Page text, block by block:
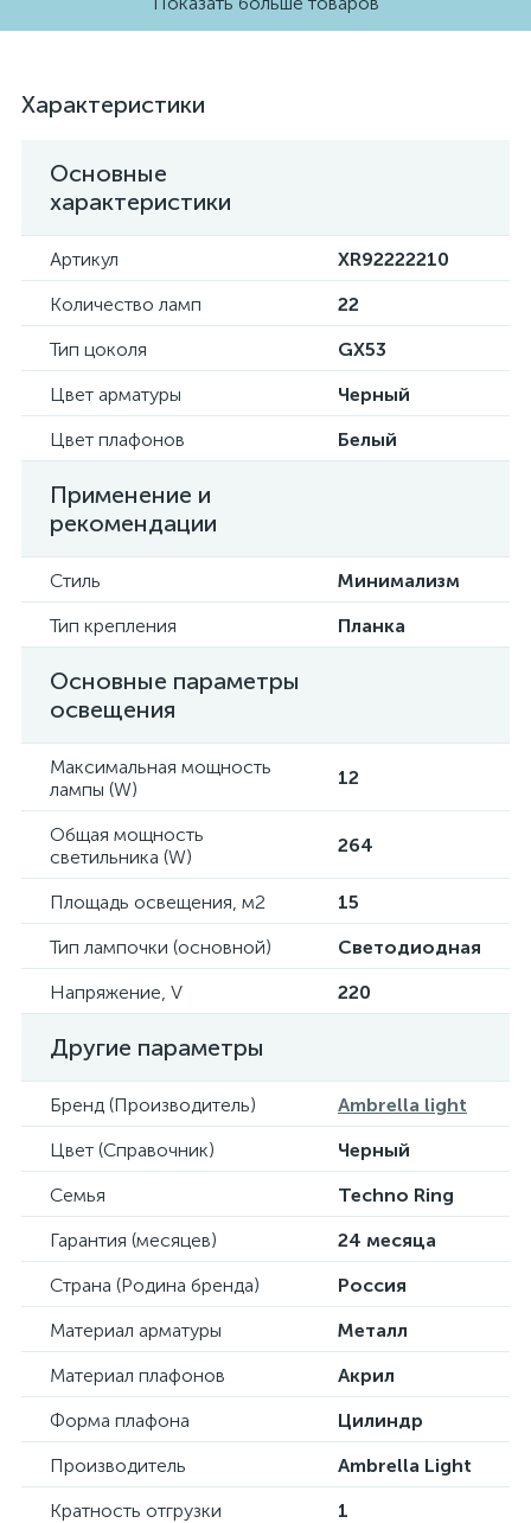
Характеристики
Основные
характеристики
Артикул
XR92222210
Количество ламп
22
Тип цоколя
GX53
Цвет арматуры
Черный
Цвет плафонов
Белый
Применение и
рекомендации
Стиль
Минимализм
Тип крепления
Планка
Основные параметры
освещения
Максимальная мощность
лампы (W)
12
Общая мощность
светильника (W)
264
Площадь освещения, м2
15
Тип лампочки (основной)
Светодиодная
Напряжение, V
220
Другие параметры
Бренд (Производитель)
Ambrella light
Цвет (Справочник)
Черный
Семья
Techno Ring
Гарантия (месяцев)
24 месяца
Страна (Родина бренда)
Россия
Материал арматуры
Металл
Материал плафонов
Акрил
Форма плафона
Цилиндр
Производитель
Ambrella Light
Кратность отгрузки
1